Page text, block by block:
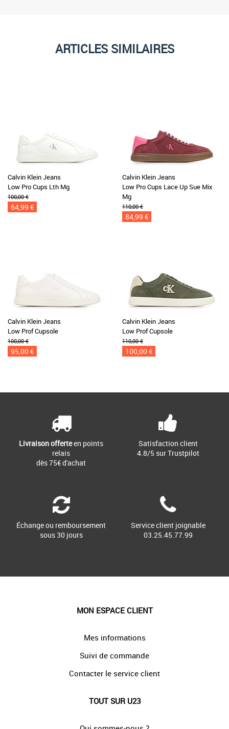
ARTICLES SIMILAIRES
Calvin Klein Jeans
Low Pro Cups Lth Mg
100,00 €
64,99 €
Calvin Klein Jeans
Low Pro Cups Lace Up Sue Mix
Mg
110,00 €
84,99 €
Calvin Klein Jeans
Low Prof Cupsole
100,00 €
95,00 €
Calvin Klein Jeans
Low Prof Cupsole
110,00 €
100,00 €
Livraison offerteen points
relais
dès 75€ d'achat
Satisfaction client
4.8/5 sur Trustpilot
Échange ou remboursement
sous 30 jours
Service client joignable
03.25.45.77.99
MON ESPACE CLIENT
Mes informations
Suivi de commande
Contacter le service client
TOUT SUR U23